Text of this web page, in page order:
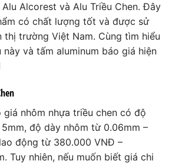
Alcorest và Alu Triều Chen. Đây
có chất lượng tốt và được sử
thị trường Việt Nam. Cùng tìm hiểu
và tấm aluminum báo giá hiện
giá nhôm nhựa triều chen có độ
độ dày nhôm từ 0.06mm –
động từ 380.000 VNĐ –
Tuy nhiên, nếu muốn biết giá chi